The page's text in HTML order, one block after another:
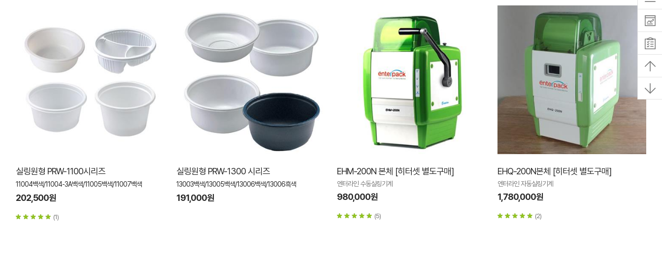
실링원형 PRW-1100시리즈
11004백색/11004-3A백색/11005백색/11007백색
202,500원
(1)
실링원형 PRW-1300 시리즈
13003백색/13005백색/13006백색/13006흑색
191,000원
EHM-200N 본체 [히터셋 별도구매]
엔터라인 수동실링기계
980,000원
(5)
EHQ-200N본체 [히터셋 별도구매]
엔터라인 자동실링기계
1,780,000원
(2)